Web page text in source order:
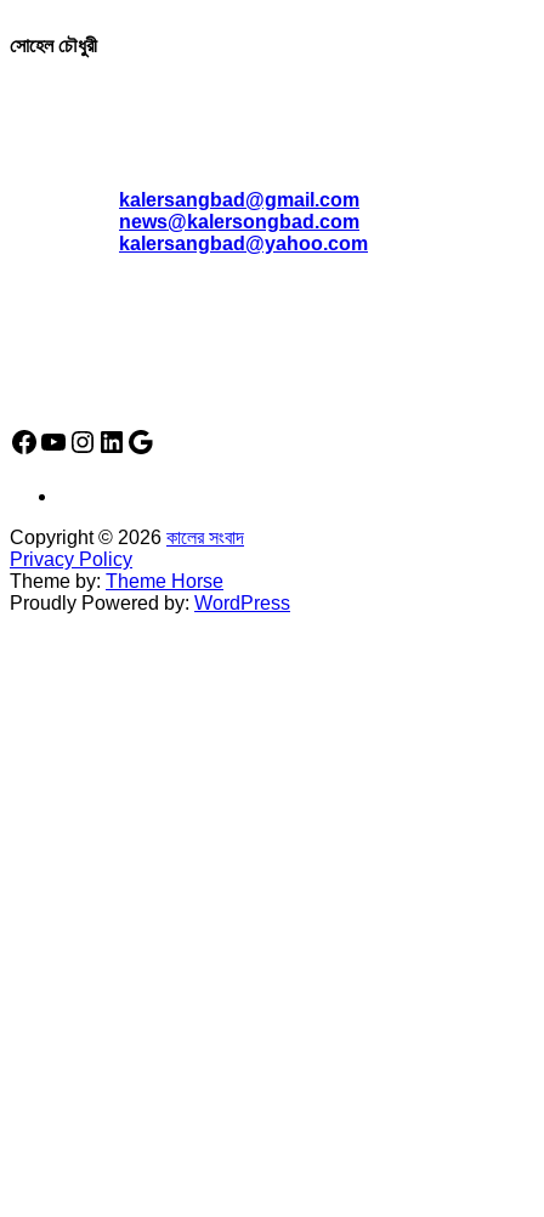
সোহেল চৌধুরী
kalersangbad@gmail.com
news@kalersongbad.com
kalersangbad@yahoo.com
Facebook
YouTube
Instagram
LinkedIn
Google
Copyright © 2026 কালের সংবাদ
Privacy Policy
Theme by: Theme Horse
Proudly Powered by: WordPress